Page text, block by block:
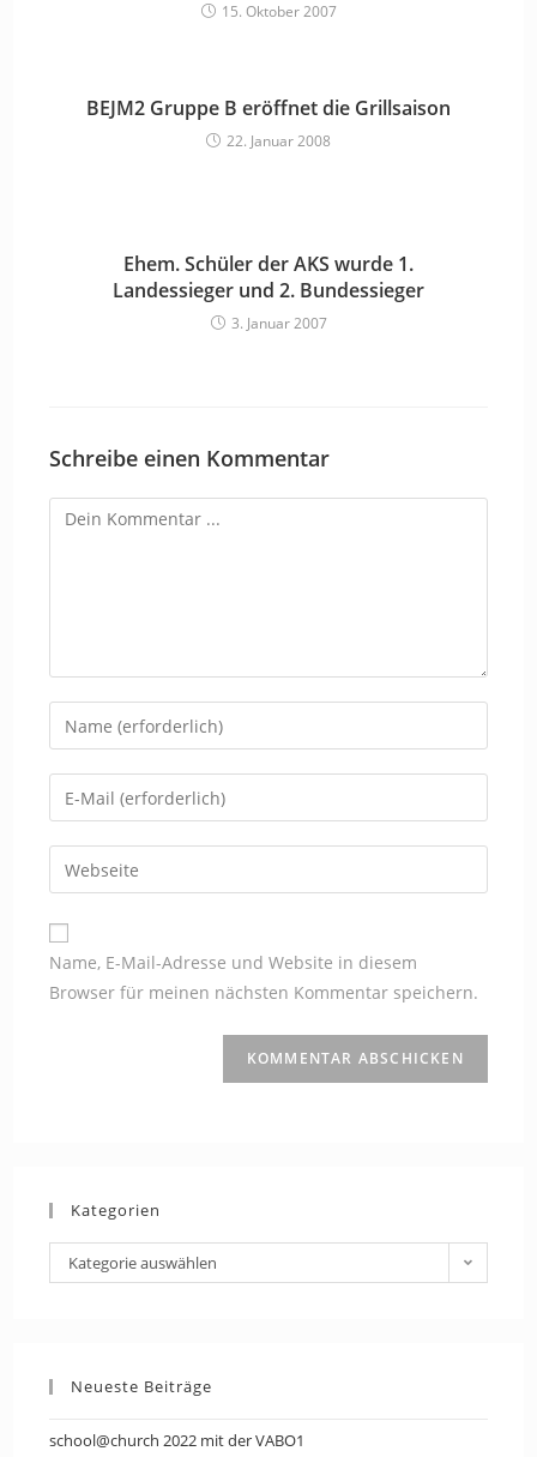
15. Oktober 2007
BEJM2 Gruppe B eröffnet die Grillsaison
22. Januar 2008
Ehem. Schüler der AKS wurde 1.
Landessieger und 2. Bundessieger
3. Januar 2007
Schreibe einen Kommentar
Kommentieren
Gib
deinen
Namen
oder
zum
Kommentieren
ein
Gib
deine
E-
Mail-
zum
Kommentieren
ein
Gib
deine
Website-
URL
Name, E-Mail-Adresse und Website in diesem
Browser für meinen nächsten Kommentar speichern.
Kategorien
Kategorien
Kategorie auswählen
Neueste Beiträge
school@church 2022 mit der VABO1